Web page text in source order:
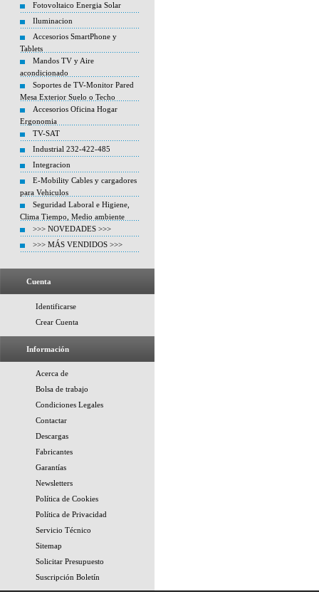
Fotovoltaico Energia Solar
Iluminacion
Accesorios SmartPhone y
Tablets
Mandos TV y Aire
acondicionado
Soportes de TV-Monitor Pared
Mesa Exterior Suelo o Techo
Accesorios Oficina Hogar
Ergonomia
TV-SAT
Industrial 232-422-485
Integracion
E-Mobility Cables y cargadores
para Vehiculos
Seguridad Laboral e Higiene,
Clima Tiempo, Medio ambiente
>>> NOVEDADES >>>
>>> MÁS VENDIDOS >>>
Cuenta
Identificarse
Crear Cuenta
Información
Acerca de
Bolsa de trabajo
Condiciones Legales
Contactar
Descargas
Fabricantes
Garantías
Newsletters
Política de Cookies
Política de Privacidad
Servicio Técnico
Sitemap
Solicitar Presupuesto
Suscripción Boletín